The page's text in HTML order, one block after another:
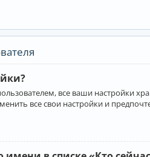
все ваши настройки
все свои настройки и